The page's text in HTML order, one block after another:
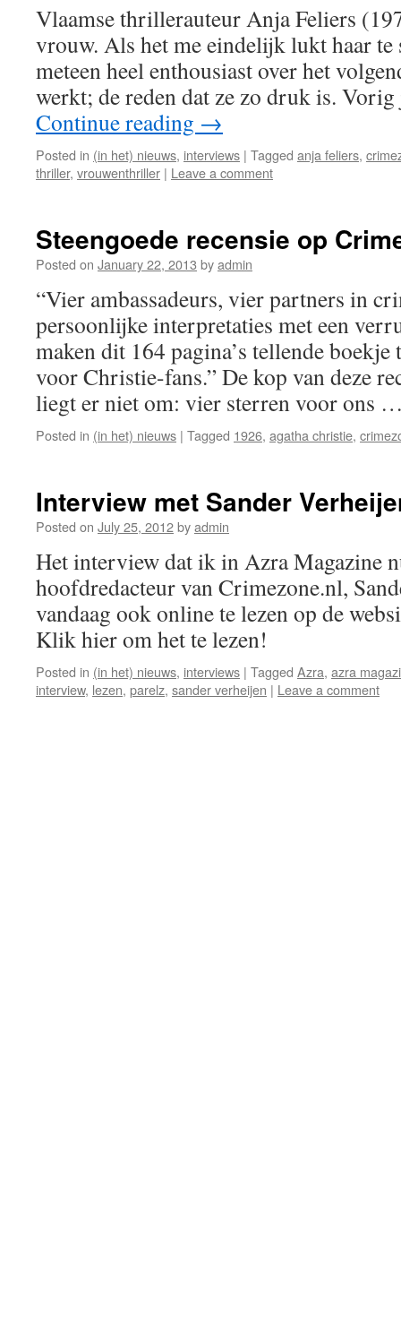
Vlaamse thrillerauteur Anja Feliers
vrouw. Als het me eindelijk lukt haar te
meteen heel enthousiast over het
werkt; de reden dat ze zo druk is.
Continue reading →
Posted in (in het) nieuws, interviews | Tagged anja feliers,
thriller, vrouwenthriller | Leave a comment
Steengoede recensie op
Posted on January 22, 2013 byadmin
“Vier ambassadeurs, vier partners in
persoonlijke interpretaties met een
maken dit 164 pagina’s tellende boekje
voor Christie-fans.” De kop van deze
liegt er niet om: vier sterren voor ons
Posted in (in het) nieuws | Tagged 1926, agatha christie,
Interview met Sander
Posted on July 25, 2012byadmin
Het interview dat ik in Azra Magazine
hoofdredacteur van Crimezone.nl,
vandaag ook online te lezen op de
Klik hier om het te lezen!
Posted in (in het) nieuws, interviews | Tagged Azra, azra
interview, lezen, parelz, sander verheijen | Leave a comment